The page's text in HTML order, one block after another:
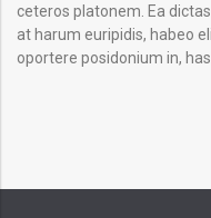
ceteros platonem. Ea
at harum euripidis, habeo
oportere posidonium in,